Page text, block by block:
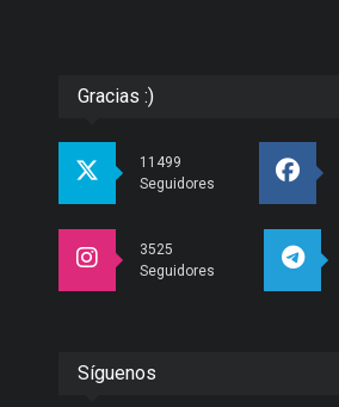
Gracias :)
11499
Seguidores
3525
Seguidores
Síguenos